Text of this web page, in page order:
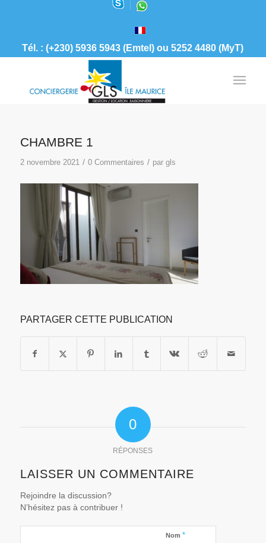
Tél. : (+230) 5936 5943 (Emtel) ou 5252 4480 (MyT)
CHAMBRE 1
2 novembre 2021 / 0 Commentaires / par gls
PARTAGER CETTE PUBLICATION
0
RÉPONSES
LAISSER UN COMMENTAIRE
Rejoindre la discussion?
N’hésitez pas à contribuer !
Nom *